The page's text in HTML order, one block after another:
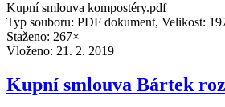
Kupní smlouva kompostéry.pdf
Typ souboru: PDF dokument, Velikost:
Staženo: 267×
Vloženo: 21. 2. 2019
Kupní smlouva Bártek